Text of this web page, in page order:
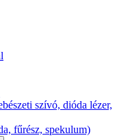
szívó, dióda lézer,
fűrész, spekulum)